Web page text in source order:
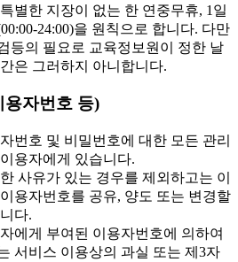
별한 지장이 없는 한 연중무휴, 1일
24:00)을 원칙으로 합니다. 다만
등의 필요로 교육정보원이 정한 날
은 그러하지 아니합니다.
용자번호 등)
번호 및 비밀번호에 대한 모든 관리
용자에게 있습니다.
사유가 있는 경우를 제외하고는 이
용자번호를 공유, 양도 또는 변경할
다.
에게 부여된 이용자번호에 의하여
서비스 이용상의 과실 또는 제3자